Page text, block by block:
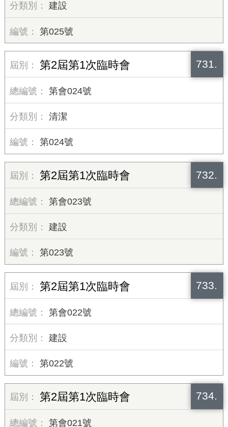
建設
第025號
731.
第2屆第1次臨時會
第會024號
清潔
第024號
732.
第2屆第1次臨時會
第會023號
建設
第023號
733.
第2屆第1次臨時會
第會022號
建設
第022號
734.
第2屆第1次臨時會
第會021號